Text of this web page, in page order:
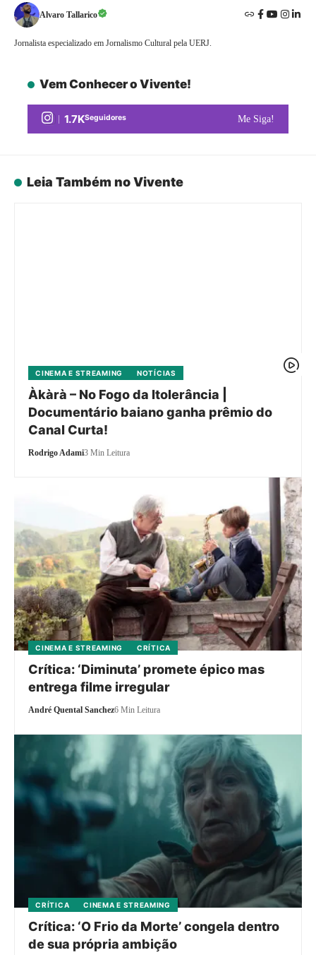
Alvaro Tallarico
Jornalista especializado em Jornalismo Cultural pela UERJ.
Vem Conhecer o Vivente!
1.7KSeguidores Me Siga!
Leia Também no Vivente
CINEMA E STREAMING NOTÍCIAS
Àkàrà – No Fogo da Itolerância |
Documentário baiano ganha prêmio do
Canal Curta!
Rodrigo Adami3 Min Leitura
CINEMA E STREAMING CRÍTICA
Crítica: ‘Diminuta’ promete épico mas
entrega filme irregular
André Quental Sanchez6 Min Leitura
CRÍTICA CINEMA E STREAMING
Crítica: ‘O Frio da Morte’ congela dentro
de sua própria ambição